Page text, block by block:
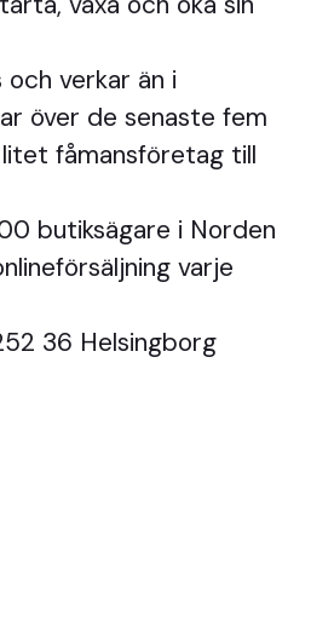
verkar än i
över de senaste fem
fåmansföretag till
butiksägare i Norden
varje
36 Helsingborg